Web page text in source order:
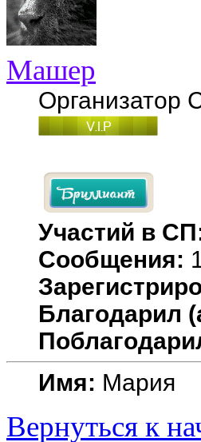
Машер
Организатор
Участий в
Сообщения:
Благодарил
Имя: Мария
Вернуться к